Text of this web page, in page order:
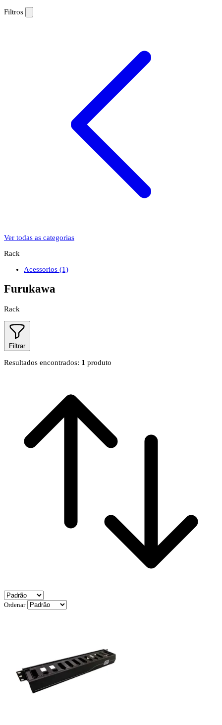
Filtros
Ver todas as categorias
Rack
Acessorios (1)
Furukawa
Rack
Filtrar
Resultados encontrados: 1 produto
Ordenar